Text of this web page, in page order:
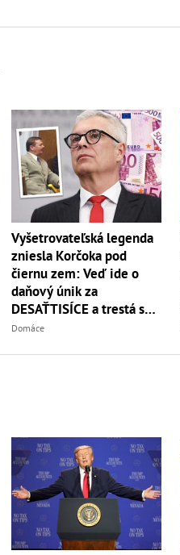
Vyšetrovateľská legenda
zniesla Korčoka pod
čiernu zem: Veď ide o
daňový únik za
DESAŤTISÍCE a trestá sa
basou!
Domáce